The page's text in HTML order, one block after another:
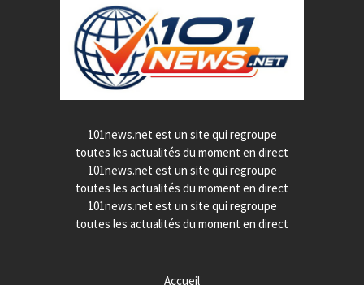
101news.net est un site qui regroupe
toutes les actualités du moment en direct
101news.net est un site qui regroupe
toutes les actualités du moment en direct
101news.net est un site qui regroupe
toutes les actualités du moment en direct
Accueil